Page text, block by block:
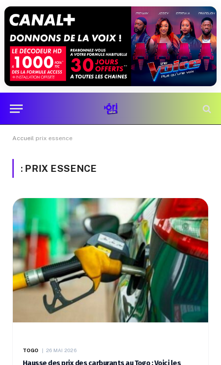
Accueil prix essence
: PRIX ESSENCE
TOGO 26 MAI 2026
Hausse des prix des carburants au Togo : Voici les